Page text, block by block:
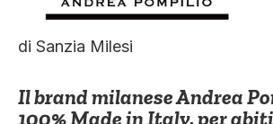
di Sanzia Milesi
Il brand milanese Andrea
100% Made in Italy, per